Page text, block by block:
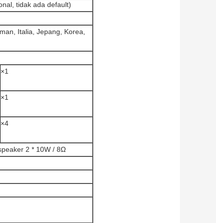
tidak ada default)
Italia, Jepang, Korea,
×1
×1
×4
2 * 10W / 8Ω